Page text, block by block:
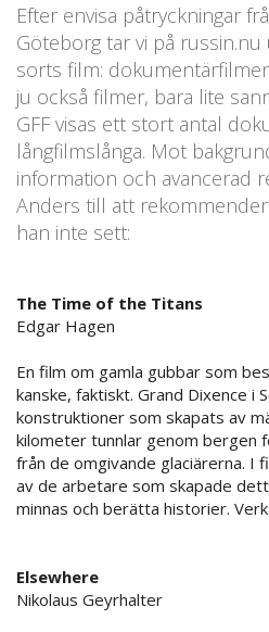
Efter envisa påtryckningar
Göteborg tar vi på
sorts film:
ju också filmer, bara lite
GFF visas ett stort antal
långfilmslånga. Mot
information och avancerad
Anders till att
han inte sett:
The Time of the Titans
Edgar Hagen
En film om gamla gubbar som
kanske, faktiskt. Grand Dixence i
konstruktioner som skapats av
kilometer tunnlar genom bergen
från de omgivande glaciärerna. I
av de arbetare som skapade
minnas och berätta historier.
Elsewhere
Nikolaus Geyrhalter